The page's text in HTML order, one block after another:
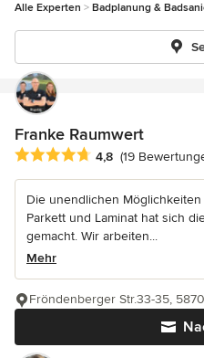
Alle Experten Badplanung &
Franke Raumwert
Durchschnittliche Bewertung:
4,8 (19
Die unendlichen
Parkett und Laminat hat sich
gemacht. Wir arbeiten...
Mehr
Fröndenberger Str.33-35,